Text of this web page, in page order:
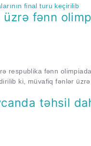
fənn
respublika fənn
ki, müvafiq fənlər
təhsil